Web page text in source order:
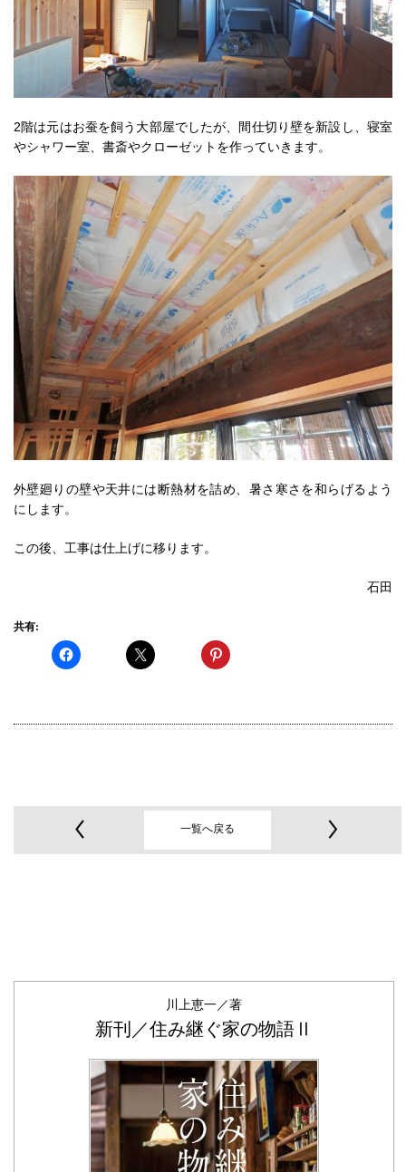
2階は元はお蚕を飼う大部屋でしたが、間仕切り壁を新設し、寝室
やシャワー室、書斎やクローゼットを作っていきます。
外壁廻りの壁や天井には断熱材を詰め、暑さ寒さを和らげるよう
にします。
この後、工事は仕上げに移ります。
石田
共有:
一覧へ戻る
川上恵一／著
新刊／住み継ぐ家の物語Ⅱ